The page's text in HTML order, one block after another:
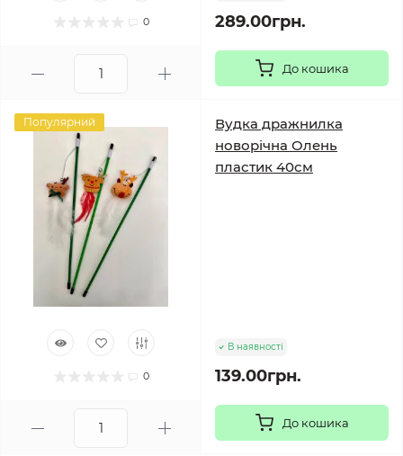
0 289.00грн.
До кошика
Популярний
0
Вудка дражнилка
новорічна Олень
пластик 40см
В наявності
139.00грн.
До кошика